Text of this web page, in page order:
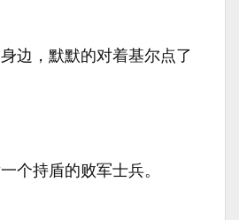
边，默默的对着基尔点了
个持盾的败军士兵。